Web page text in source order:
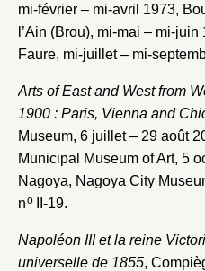
mi-février – mi-avril 1973,
l’Ain (Brou), mi-mai – mi-
Faure, mi-juillet – mi-
Arts of East and West from
1900 : Paris, Vienna and
Museum, 6 juillet – 29 août
Municipal Museum of Art, 5
Nagoya, Nagoya City
noII-19.
Napoléon III et la reine
universelle de 1855,